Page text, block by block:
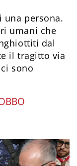
una persona.
umani che
dal
il tragitto via
sono